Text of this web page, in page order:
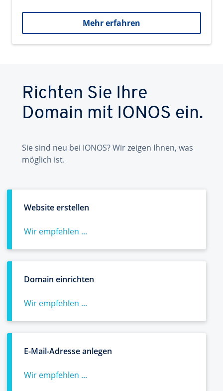
Mehr erfahren
Richten Sie Ihre
Domain mit IONOS ein.
Sie sind neu bei IONOS? Wir zeigen Ihnen, was
möglich ist.
Website erstellen
Wir empfehlen ...
Domain einrichten
Wir empfehlen ...
E-Mail-Adresse anlegen
Wir empfehlen ...